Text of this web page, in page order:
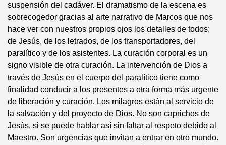
suspensión del cadáver. El dramatismo de la escena es
sobrecogedor gracias al arte narrativo de Marcos que nos
hace ver con nuestros propios ojos los detalles de todos:
de Jesús, de los letrados, de los transportadores, del
paralítico y de los asistentes. La curación corporal es un
signo visible de otra curación. La intervención de Dios a
través de Jesús en el cuerpo del paralítico tiene como
finalidad conducir a los presentes a otra forma más urgente
de liberación y curación. Los milagros están al servicio de
la salvación y del proyecto de Dios. No son caprichos de
Jesús, si se puede hablar así sin faltar al respeto debido al
Maestro. Son urgencias que invitan a entrar en otro mundo.